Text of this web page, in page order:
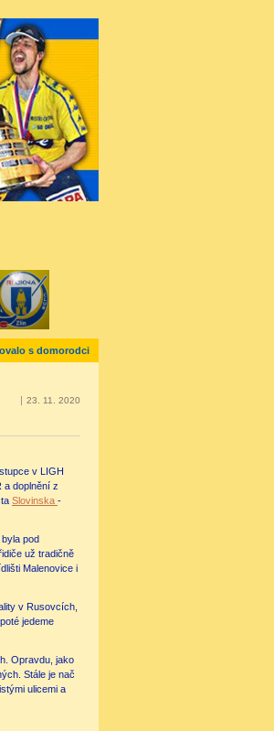
s domorodci
23. 11. 2020
v LIGH
a doplnění z
Slovinska -
pod
už tradičně
Malenovice i
v Rusovcích,
jedeme
Opravdu, jako
Stále je nač
ulicemi a